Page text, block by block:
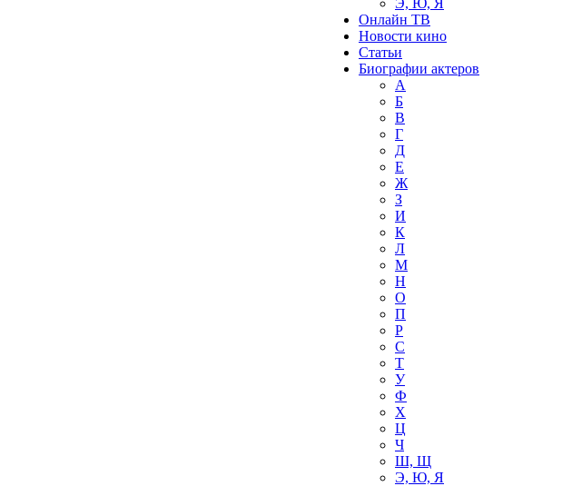
Э, Ю, Я
Онлайн ТВ
Новости кино
Статьи
Биографии актеров
А
Б
В
Г
Д
Е
Ж
З
И
К
Л
М
Н
О
П
Р
С
Т
У
Ф
Х
Ц
Ч
Ш, Щ
Э, Ю, Я